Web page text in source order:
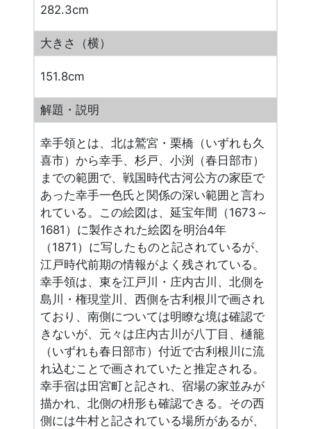
282.3cm
大きさ（横）
151.8cm
解題・説明
幸手領とは、北は鷲宮・栗橋（いずれも久
喜市）から幸手、杉戸、小渕（春日部市）
までの範囲で、戦国時代古河公方の家臣で
あった幸手一色氏と関係の深い範囲と言わ
れている。この絵図は、延宝年間（1673～
1681）に製作された絵図を明治4年
（1871）に写したものと記されているが、
江戸時代前期の情報がよく残されている。
幸手領は、東を江戸川・庄内古川、北側を
島川・権現堂川、西側を古利根川で画され
ており、南側については明瞭な境は確認で
きないが、元々は庄内古川が八丁目、樋籠
（いずれも春日部市）付近で古利根川に流
れ込むことで画されていたと推定される。
幸手宿は田宮町と記され、宿場の家並みが
描かれ、北側の枡形も確認できる。その西
側には牛村と記されている場所があるが、